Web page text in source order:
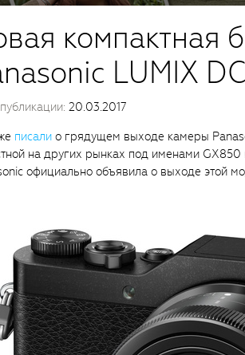
компактная
LUMIX
20.03.2017
писали о грядущем выходе камеры
на других рынках под именами GX850
официально объявила о выходе этой